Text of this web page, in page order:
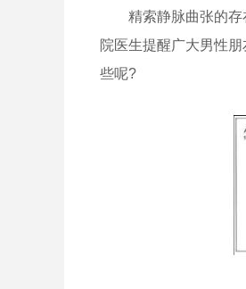
精索静脉曲张的
院医生提醒广大男性
些呢?